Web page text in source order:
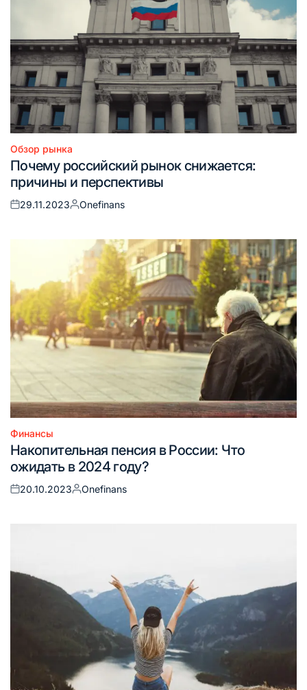
Опубликовано
в
Обзор рынка
Почему российский рынок снижается:
причины и перспективы
Опубликовано
29.11.2023
Запись
Onefinans
Опубликовано
в
Финансы
Накопительная пенсия в России: Что
ожидать в 2024 году?
Опубликовано
20.10.2023
Запись
Onefinans